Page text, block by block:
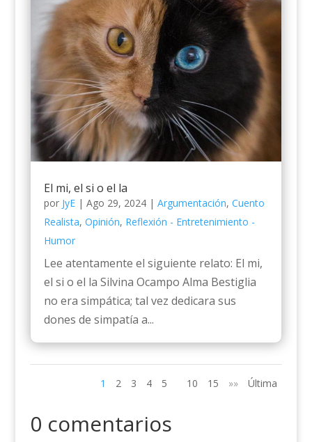
El mi, el si o el la
por JyE| Ago 29, 2024| Argumentación, Cuento
Realista, Opinión, Reflexión - Entretenimiento -
Humor
Lee atentamente el siguiente relato: El mi,
el si o el la Silvina Ocampo Alma Bestiglia
no era simpática; tal vez dedicara sus
dones de simpatía a...
1 2 3 4 5 10 15 »» Última
0 comentarios